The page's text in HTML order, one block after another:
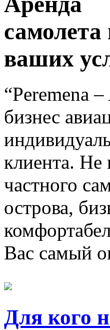
самолета
ваших
“Peremena
бизнес
клиента. Не
частного
острова,
Вас самый
Для кого